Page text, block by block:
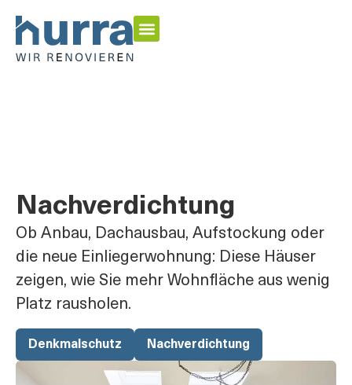
Nachverdichtung
Ob Anbau, Dachausbau, Aufstockung oder
die neue Einliegerwohnung: Diese Häuser
zeigen, wie Sie mehr Wohnfläche aus wenig
Platz rausholen.
Denkmalschutz Nachverdichtung